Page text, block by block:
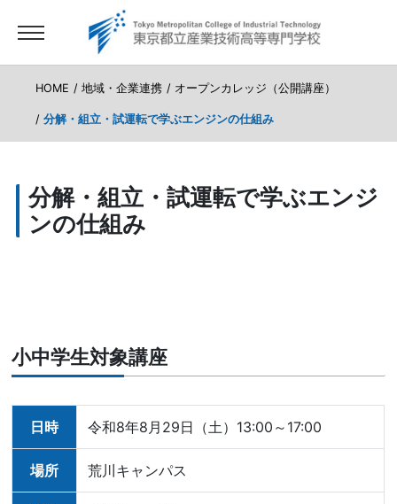
HOME 地域・企業連携 オープンカレッジ（公開講座）
分解・組立・試運転で学ぶエンジンの仕組み
分解・組立・試運転で学ぶエンジ
ンの仕組み
小中学生対象講座
日時 令和8年8月29日（土）13:00～17:00
場所 荒川キャンパス